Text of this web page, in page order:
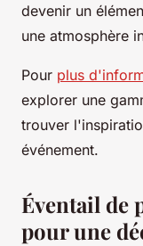
devenir un
une atmosphère
Pour plus
explorer une
trouver
événement.
Éventail de
pour une